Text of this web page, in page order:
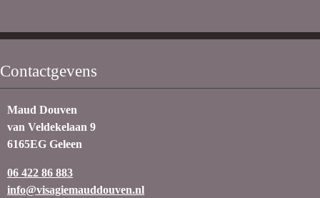
Contactgevens
Maud Douven
van Veldekelaan 9
6165EG Geleen
06 422 86 883
info@visagiemauddouven.nl